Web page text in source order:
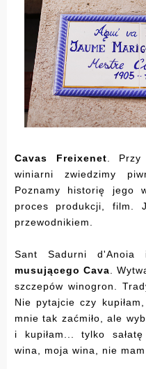
Cavas Freixenet .
winiarni zwiedzimy
Poznamy historię jego
proces produkcji, film.
przewodnikiem.
Sant Sadurni
musującego Cava .
szczepów winogron.
Nie pytajcie czy
mnie tak zaćmiło, ale
i kupiłam... tylko
wina, moja wina, nie mam